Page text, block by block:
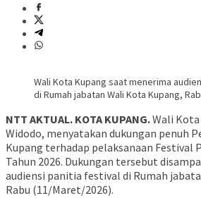
Wali Kota Kupang saat menerima
di Rumah jabatan Wali Kota Kupang,
NTT AKTUAL. KOTA KUPANG.Wali
Widodo, menyatakan dukungan penuh
Kupang terhadap pelaksanaan Festival
Tahun 2026. Dukungan tersebut
audiensi panitia festival di Rumah
Rabu (11/Maret/2026).